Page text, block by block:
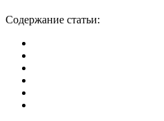
Содержание статьи: